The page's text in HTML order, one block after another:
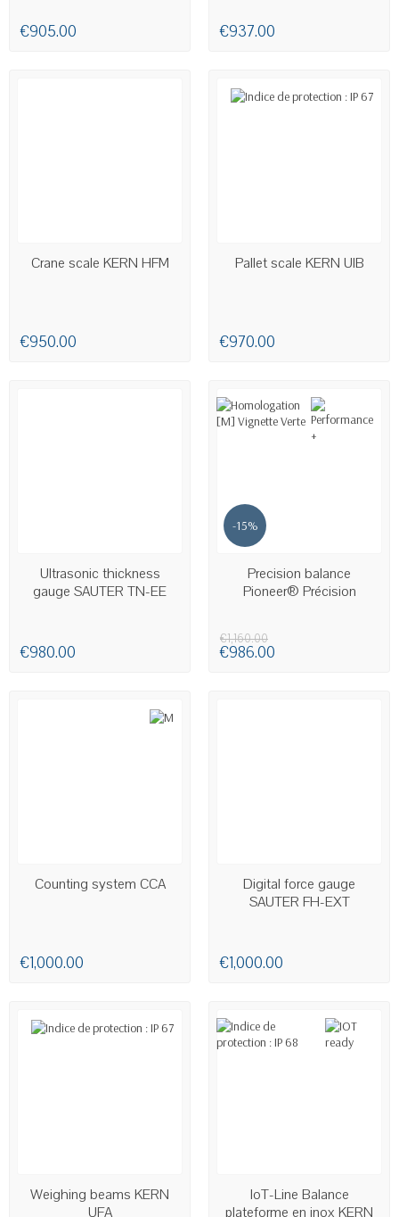
€905.00 €937.00
AVAILABLE
Crane scale KERN HFM
€950.00
AVAILABLE
Pallet scale KERN UIB
€970.00
AVAILABLE
Ultrasonic thickness
gauge SAUTER TN-EE
€980.00
-15%
AVAILABLE
Precision balance
Pioneer® Précision
€1,160.00
€986.00
AVAILABLE
Counting system CCA
€1,000.00
AVAILABLE
Digital force gauge
SAUTER FH-EXT
€1,000.00
AVAILABLE
Weighing beams KERN
UFA
AVAILABLE
IoT-Line Balance
plateforme en inox KERN